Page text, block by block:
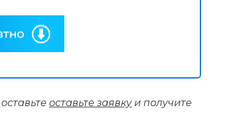
оставьте заявкуи получите